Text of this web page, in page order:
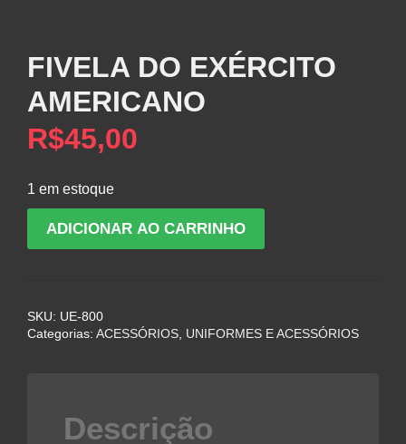
FIVELA DO EXÉRCITO
AMERICANO
R$45,00
1 em estoque
DO
ADICIONAR AO CARRINHO
SKU: UE-800
Categorias: ACESSÓRIOS UNIFORMES E ACESSÓRIOS
Descrição